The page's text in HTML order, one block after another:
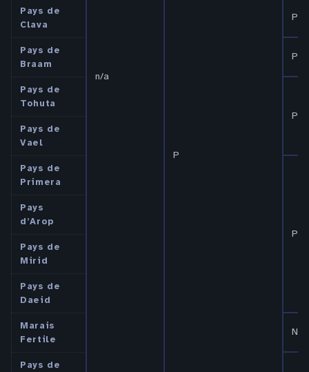
n/a
P
Pays de
Clava
P N
Pays de
Braam
P N
Pays de
Tohuta
P
Pays de
Vael
Pays de
Primera
P N
Pays
d’Arop
Pays de
Mirid
Pays de
Daeid
Marais
Fertile
N
Pays de